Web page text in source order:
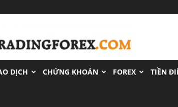
Trang
Tin
Tức
ĐầuDỊCH CHỨNG KHOÁN FOREX TIỀN